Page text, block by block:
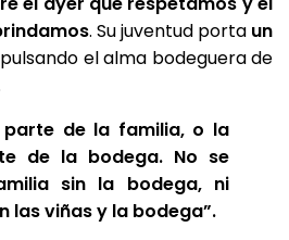
. Su juventud porta un
el alma bodeguera de
de la familia, o la
de la bodega. No se
sin la bodega, ni
las viñas y la bodega”.